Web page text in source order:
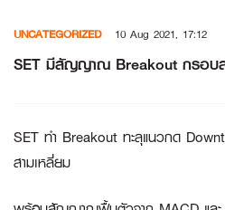
content
UNCATEGORIZED 10 Aug 2021, 17:12
SET มีสัญญาณ Breakout กรอบ
SET ทำ Breakout ทะลุแนวกด
สามเหลี่ยม